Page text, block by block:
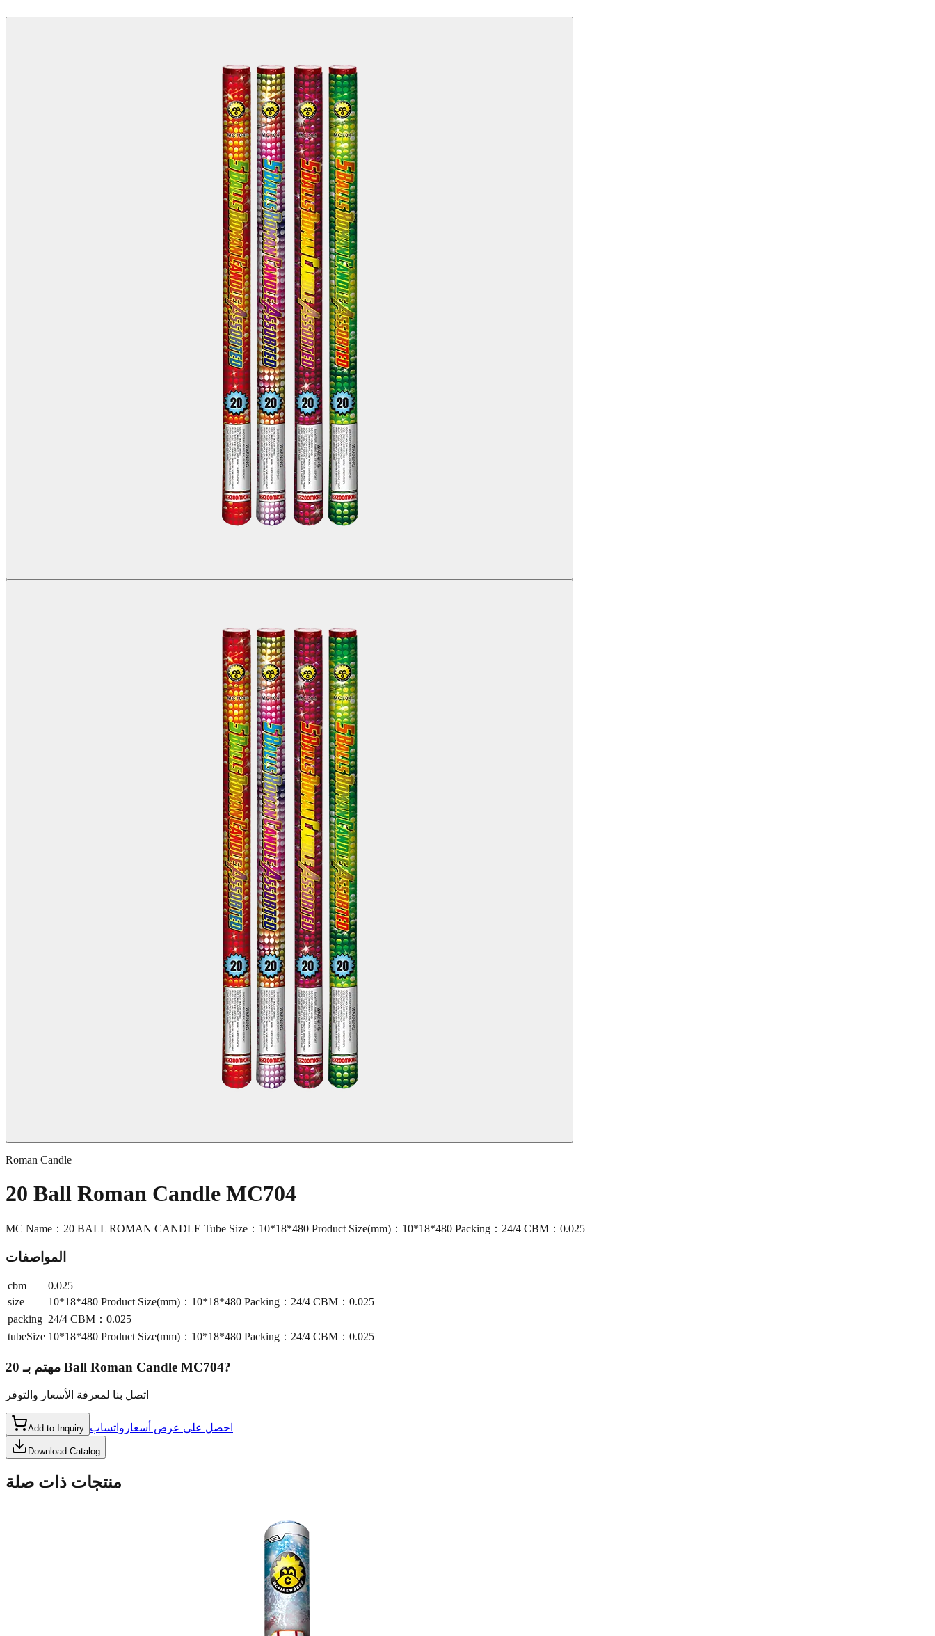
Roman Candle
20 Ball Roman Candle MC704
MC Name：20 BALL ROMAN CANDLE Tube Size：10*18*480 Product Size(mm)：10*18*480 Packing：24/4 CBM：0.025
المواصفات
cbm
0.025
size
10*18*480 Product Size(mm)：10*18*480 Packing：24/4 CBM：0.025
packing 24/4 CBM：0.025
tubeSize 10*18*480 Product Size(mm)：10*18*480 Packing：24/4 CBM：0.025
مهتم بـ 20 Ball Roman Candle MC704?
اتصل بنا لمعرفة الأسعار والتوفر
Add to Inquiry احصل على عرض أسعار واتساب
Download Catalog
منتجات ذات صلة